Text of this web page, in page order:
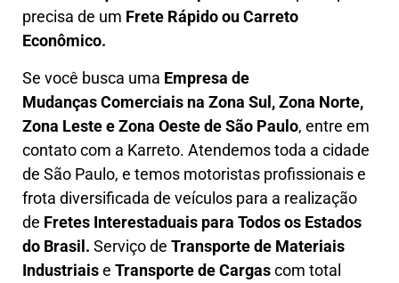
precisa de um Frete Rápido ou Carreto
Econômico.
Se você busca uma Empresa de
MudançasComerciais na Zona Sul, Zona Norte,
Zona Leste e Zona Oeste de São Paulo, entre em
contato com a Karreto. Atendemos toda a cidade
de São Paulo, e temos motoristas profissionais e
frota diversificada de veículos para a realização
de Fretes Interestaduais para Todos os Estados
do Brasil. Serviço de Transporte de Materiais
Industriaise Transporte de Cargascom total